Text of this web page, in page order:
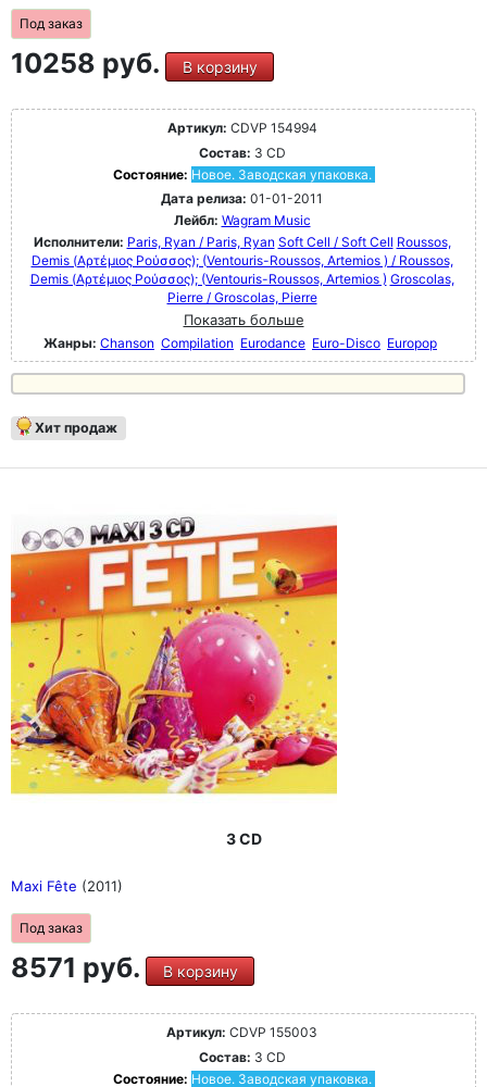
Под заказ
10258 руб. В корзину
Артикул: CDVP 154994
Состав: 3 CD
Состояние: Новое. Заводская упаковка.
Дата релиза: 01-01-2011
Лейбл: Wagram Music
Исполнители: Paris, Ryan / Paris, Ryan Soft Cell / Soft Cell Roussos,
Demis (Αρτέμιος Ρούσσος); (Ventouris-Roussos, Artemios ) / Roussos,
Demis (Αρτέμιος Ρούσσος); (Ventouris-Roussos, Artemios ) Groscolas,
Pierre / Groscolas, Pierre
Показать больше
Жанры: Chanson Compilation Eurodance Euro-Disco Europop
Хит продаж
3 CD
Maxi Fête (2011)
Под заказ
8571 руб. В корзину
Артикул: CDVP 155003
Состав: 3 CD
Состояние: Новое. Заводская упаковка.